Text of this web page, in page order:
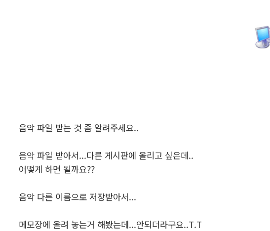
음악 파일 받는 것 좀 알려주세요..
음악 파일 받아서...다른 게시판에 올리고 싶은데..
어떻게 하면 될까요??
음악 다른 이름으로 저장받아서...
메모장에 올려 놓는거 해봤는데...안되더라구요..T.T